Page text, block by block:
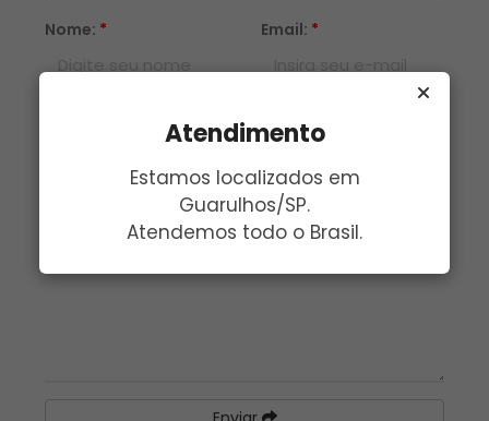
Atendimento
Estamos localizados em
Guarulhos/SP.
Atendemos todo o Brasil.
Nome: * Email: *